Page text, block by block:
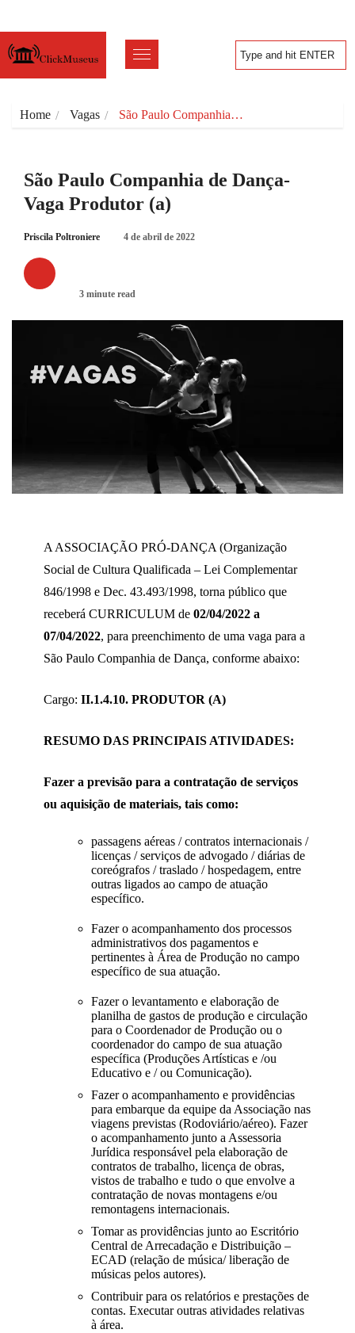
Home Vagas São Paulo Companhia…
São Paulo Companhia de Dança-
Vaga Produtor (a)
Priscila Poltroniere 4 de abril de 2022
3 minute read
A ASSOCIAÇÃO PRÓ-DANÇA (Organização
Social de Cultura Qualificada – Lei Complementar
846/1998 e Dec. 43.493/1998, torna público que
receberá CURRICULUM de 02/04/2022 a
07/04/2022, para preenchimento de uma vaga para a
São Paulo Companhia de Dança, conforme abaixo:
Cargo: II.1.4.10. PRODUTOR (A)
RESUMO DAS PRINCIPAIS ATIVIDADES:
Fazer a previsão para a contratação de serviços
ou aquisição de materiais, tais como:
passagens aéreas / contratos internacionais /
licenças / serviços de advogado / diárias de
coreógrafos / traslado / hospedagem, entre
outras ligados ao campo de atuação
específico.
Fazer o acompanhamento dos processos
administrativos dos pagamentos e
pertinentes à Área de Produção no campo
específico de sua atuação.
Fazer o levantamento e elaboração de
planilha de gastos de produção e circulação
para o Coordenador de Produção ou o
coordenador do campo de sua atuação
específica (Produções Artísticas e /ou
Educativo e / ou Comunicação).
Fazer o acompanhamento e providências
para embarque da equipe da Associação nas
viagens previstas (Rodoviário/aéreo). Fazer
o acompanhamento junto a Assessoria
Jurídica responsável pela elaboração de
contratos de trabalho, licença de obras,
vistos de trabalho e tudo o que envolve a
contratação de novas montagens e/ou
remontagens internacionais.
Tomar as providências junto ao Escritório
Central de Arrecadação e Distribuição –
ECAD (relação de música/ liberação de
músicas pelos autores).
Contribuir para os relatórios e prestações de
contas. Executar outras atividades relativas
à área.